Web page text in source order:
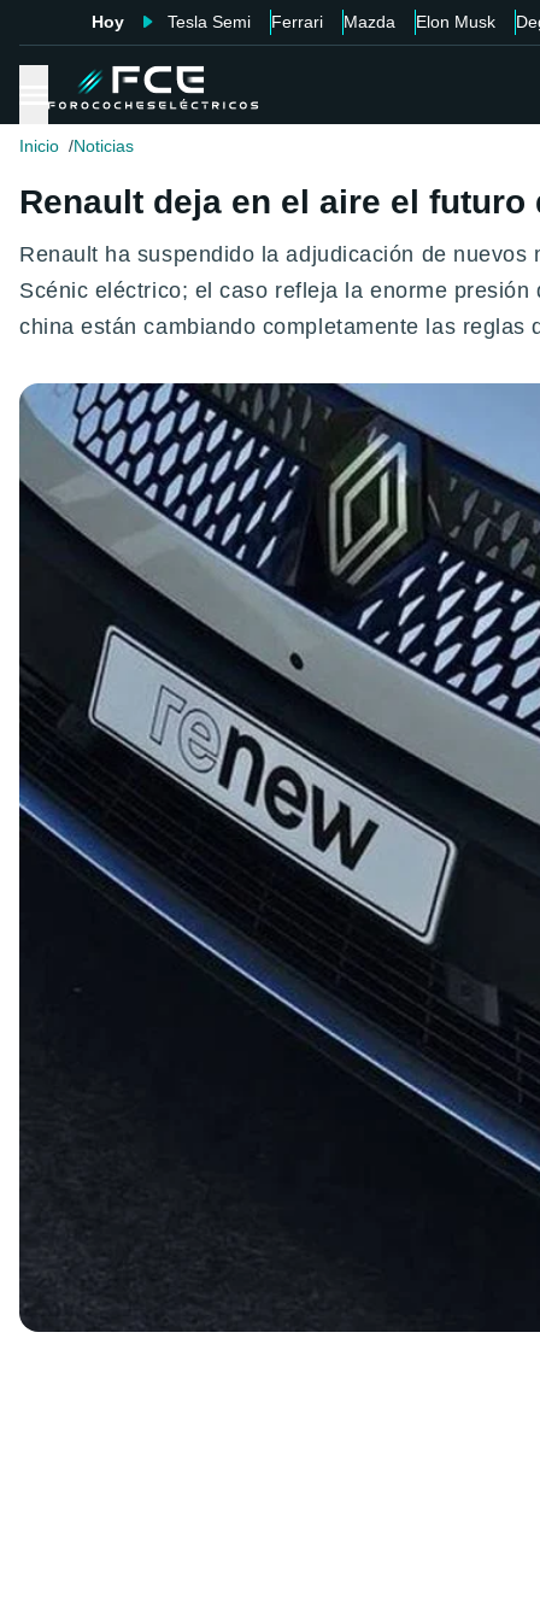
Hoy Tesla Semi Ferrari Mazda Elon Musk
Inicio Noticias
Renault deja en el aire el
Renault ha suspendido la adjudicación de
Scénic eléctrico; el caso refleja la enorme
china están cambiando completamente las reglas